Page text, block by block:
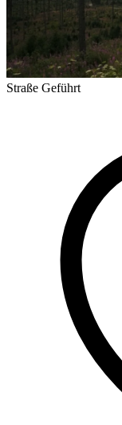
Straße Geführt